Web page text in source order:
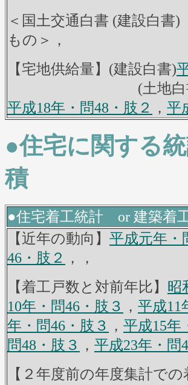
＜国土交通白書 (建設白書
もの＞，
【宅地供給量】(建設白書)
(土地白
平成18年・問48・肢２
， 平
●住宅に関する
積
●住宅着工統計 or 建築着
【近年の動向】 平成元年・
46・肢２
，，
【着工戸数と対前年比】 昭
10年・問46・肢３
， 平成11
年・問46・肢３
， 平成15年
問48・肢３
， 平成23年・問
【２年度前の年度集計で